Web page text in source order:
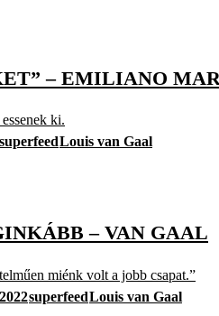
– EMILIANO
ki.
superfeedLouis van Gaal
– VAN GAAL
miénk volt a jobb csapat.”
superfeedLouis van Gaal